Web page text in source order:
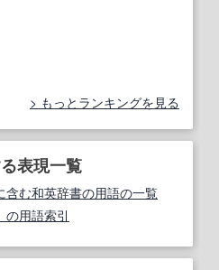
もっとランキングを見る
表現一覧
含む和英辞書の用語の一覧
の用語索引